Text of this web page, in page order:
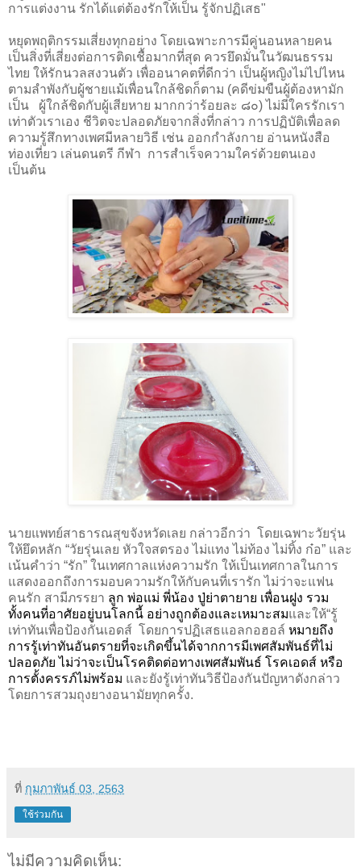
การแต่งงาน รักได้แต่ต้องรักให้เป็น รู้จักปฏิเสธ"
หยุดพฤติกรรมเสี่ยงทุกอย่าง โดยเฉพาะการมีคู่นอนหลายคน
เป็นสิ่งที่เสี่ยงต่อการติดเชื้อมากที่สุด ควรยึดมั่นในวัฒนธรรม
ไทย ให้รักนวลสงวนตัว เพื่ออนาคตที่ดีกว่า เป็นผู้หญิงไม่ไปไหน
ตามลำพังกับผู้ชายแม้เพื่อนใกล้ชิดก็ตาม (คดีข่มขืนผู้ต้องหามัก
เป็น   ผู้ใกล้ชิดกับผู้เสียหาย มากกว่าร้อยละ ๘๐) ไม่มีใครรักเรา
เท่าตัวเราเอง ชีวิตจะปลอดภัยจากสิ่งที่กล่าว การปฏิบัติเพื่อลด
ความรู้สึกทางเพศมีหลายวิธี เช่น ออกกำลังกาย อ่านหนังสือ
ท่องเที่ยว เล่นดนตรี กีฬา การสำเร็จความใคร่ด้วยตนเอง
เป็นต้น
นายแพทย์สาธารณสุขจังหวัดเลย กล่าวอีกว่า โดยเฉพาะวัยรุ่น
ให้ยึดหลัก “วัยรุ่นเลย หัวใจสตรอง ไม่แทง ไม่ท้อง ไม่ทิ้ง ก๋อ” และ
เน้นคำว่า “รัก” ในเทศกาลแห่งความรัก ให้เป็นเทศกาลในการ
แสดงออกถึงการมอบความรักให้กับคนที่เรารัก ไม่ว่าจะแฟน
คนรัก สามีภรรยา ลูก พ่อแม่ พี่น้อง ปู่ย่าตายาย เพื่อนฝูง รวม
ทั้งคนที่อาศัยอยู่บนโลกนี้ อย่างถูกต้องและเหมาะสมและให้“รู้
เท่าทันเพื่อป้องกันเอดส์ โดยการปฏิเสธแอลกอฮอล์ หมายถึง
การรู้เท่าทันอันตรายที่จะเกิดขึ้นได้จากการมีเพศสัมพันธ์ที่ไม่
ปลอดภัย ไม่ว่าจะเป็นโรคติดต่อทางเพศสัมพันธ์ โรคเอดส์ หรือ
การตั้งครรภ์ไม่พร้อม และยังรู้เท่าทันวิธีป้องกันปัญหาดังกล่าว
โดยการสวมถุงยางอนามัยทุกครั้ง.
ที่ กุมภาพันธ์ 03, 2563
ใช้ร่วมกัน
ไม่มีความคิดเห็น: